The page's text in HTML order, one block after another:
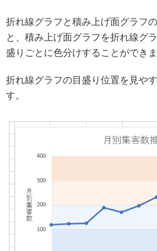
折れ線グラフと積み上げ面グラフ
と、積み上げ面グラフを折れ線グ
盛りごとに色分けすることができま
折れ線グラフの目盛り位置を見や
す。